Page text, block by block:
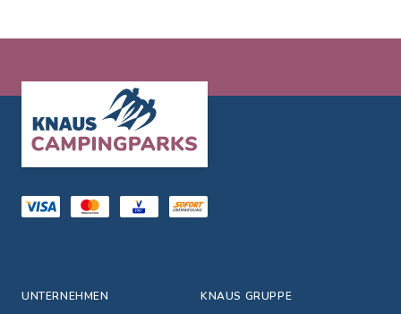
UNTERNEHMEN KNAUS GRUPPE